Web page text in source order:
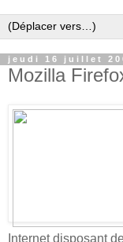
jeudi 16 juillet
Mozilla
Internet disposant